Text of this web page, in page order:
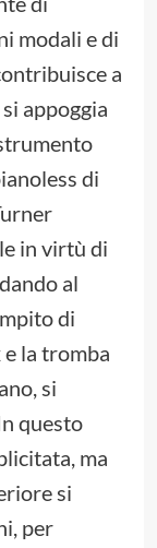
modali e di
a
appoggia
di
in virtù di
al
di
la tromba
si
questo
ma
si
per